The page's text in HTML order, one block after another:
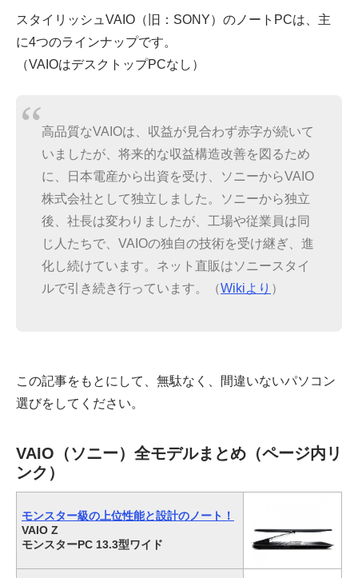
スタイリッシュVAIO（旧：SONY）のノートPCは、主
に4つのラインナップです。
（VAIOはデスクトップPCなし）
高品質なVAIOは、収益が見合わず赤字が続いて
いましたが、将来的な収益構造改善を図るため
に、日本電産から出資を受け、ソニーからVAIO
株式会社として独立しました。ソニーから独立
後、社長は変わりましたが、工場や従業員は同
じ人たちで、VAIOの独自の技術を受け継ぎ、進
化し続けています。ネット直販はソニースタイ
ルで引き続き行っています。（Wikiより ）
この記事をもとにして、無駄なく、間違いないパソコン
選びをしてください。
VAIO（ソニー）全モデルまとめ（ページ内リ
ンク）
モンスター級の上位性能と設計のノート！
VAIO Z
モンスターPC 13.3型ワイド